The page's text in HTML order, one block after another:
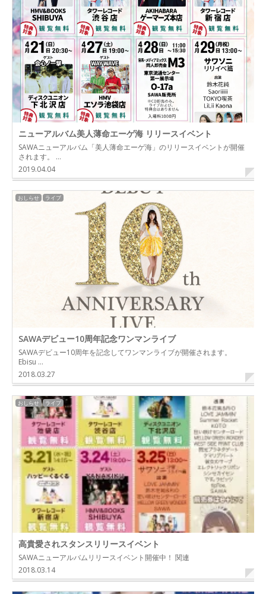
ニューアルバム美人薄命エーゲ海 リリースイベント
SAWAニューアルバム「美人薄命エーゲ海」のリリースイベントが開催
されます。 …
2019.04.04
おしらせ ライブ
SAWAデビュー10周年記念ワンマンライブ
SAWAデビュー10周年を記念してワンマンライブが開催されます。
Ebisu …
2018.03.27
おしらせ ライブ
高貴愛されスタンスリリースイベント
SAWAニューアルバムリリースイベント開催中！ 関連
2018.03.14